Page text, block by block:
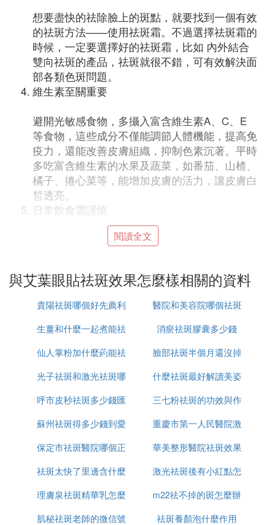
想要盡快的祛除臉上的斑點，就要找到一個有效
的祛斑方法——使用祛斑霜。不過選擇祛斑霜的
時候，一定要選擇好的祛斑霜，比如 內外結合
雙向祛斑的產品，祛斑就很不錯，可有效解決面
部各類色斑問題。
維生素至關重要
避開光敏感食物，多攝入富含維生素A、C、E
等食物，這些成分不僅能調節人體機能，提高免
疫力，還能改善皮膚組織，抑制色素沉著。平時
多吃富含維生素的水果及蔬菜，如番茄、山楂、
橘子、捲心菜等，能增加皮膚的活力，讓皮膚白
皙透亮。
日常飲食需謹慎
注意果蔬食用，進行區別對待，盡量避免食用一
讓愛長斑的皮膚更容易長出黃褐斑。一般而言，
含有揮發辛辣氣味和特殊氣味的蔬菜大部分屬於
感光蔬菜。
緩解眼部疲勞、去除黑眼圈
艾草眼貼的簡介
艾草，菊科蒿屬多年生草本植物，分布於亞洲及歐洲
地區。艾草莖單生或少數，褐色或灰黃褐色，基部稍
木質化，上部萆質，並有少數短的分枝，葉厚紙質，
上面被灰白色短柔毛，基部通常無假託葉或極小的假
託葉。艾草眼貼就是萃取艾草的精華製作的，常見的
艾草眼貼有緩解眼部疲勞、去除黑眼圈、緩解眼部循
環的功效。
閱讀全文
與艾葉眼貼祛斑效果怎麼樣相關的資料
貴陽祛斑哪個好先薦利
美康
醫院和美容院哪個祛斑
好
生薑和什麼一起煮能祛
斑
消瘀祛斑膠囊多少錢
仙人掌粉加什麼葯能祛
斑
臉部祛斑半個月還沒掉
痂怎麼辦
光子祛斑和激光祛斑哪
個更安全
什麼祛斑最好解讀美姿
爾
呼市皮秒祛斑多少錢匯
仁京美
三七粉祛斑的功效與作
用是什麼
蘇州祛斑得多少錢到愛
思特簡介
重慶市第一人民醫院激
光祛斑怎麼樣
保定市祛斑醫院哪個正
規
華美整形醫院祛斑效果
怎麼樣
祛斑太快了里邊含什麼
成分
激光祛斑後有小紅點怎
麼回事
理膚泉祛斑精華乳怎麼
用
m22祛不掉的斑怎麼辦
肌秘祛斑老師的微信號
祛斑養顏泡什麼作用